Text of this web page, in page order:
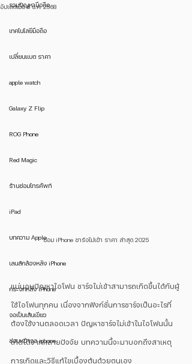
รวมปัญหามือถือ
เทคโนโลยีมือถือ
เปลี่ยนแบต ราคา
apple watch
Galaxy Z Flip
ROG Phone
Red Magic
ร้านซ่อมโทรศัพท์
iPad
บทความ Apple
เลนส์กล้องหลัง iPhone
กระจกหลัง iPhone
จอเป็นเส้นเขียว
ซ่อมหน้าจอ iphone
อัปเดตเมื่อ8 ธ.ค. 2568
ซ่อม iPhone ชาร์จไม่เข้า ราคา ล่าสุด 2025
แน่นอนปัญหาไอโฟน ชาร์จไม่เข้าสามารถเกิดขึ้นได้กับผู้
ใช้ไอโฟนทุกคน เนื่องจากฟังก์ชั่นการชาร์จเป็นอะไรที่
ต้องใช้งานตลอดเวลา ปัญหาชาร์จไม่เข้าในไอโฟนนั้น
เกิดได้จากหลายปัจจัย บทความนี้จะมาบอกถึงสาเหตุ
การเกิดและวิธีแก้ไขเบื้องต้นด้วยตนเอง